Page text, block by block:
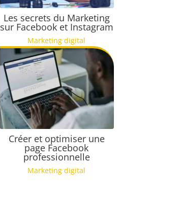
Les secrets du Marketing
sur Facebook et Instagram
Marketing digital
Créer et optimiser une
page Facebook
professionnelle
Marketing digital